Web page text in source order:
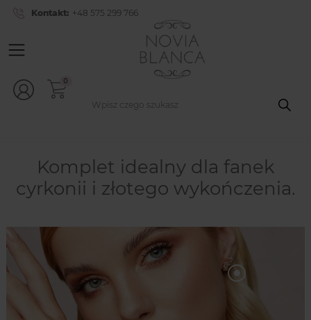
Kontakt: +48 575 299 766
0
Komplet idealny dla fanek
cyrkonii i złotego wykończenia.